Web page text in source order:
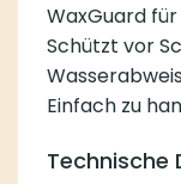
WaxGuard für
Schützt vor
Einfach zu
Technische